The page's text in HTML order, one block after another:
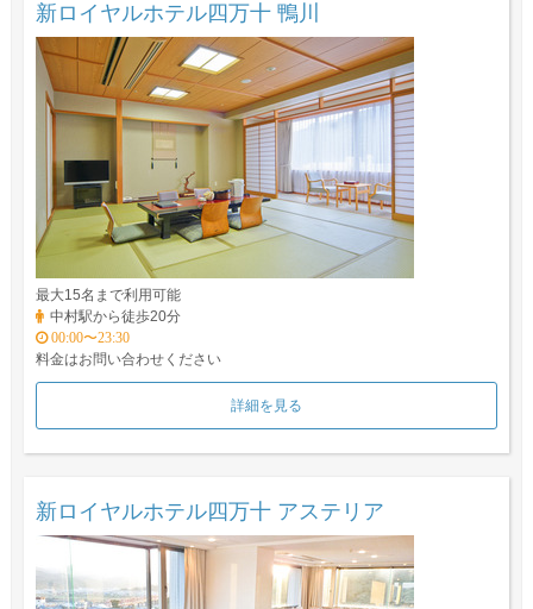
新ロイヤルホテル四万十 鴨川
最大15名まで利用可能
中村駅から徒歩20分
00:00〜23:30
料金はお問い合わせください
詳細を見る
新ロイヤルホテル四万十 アステリア